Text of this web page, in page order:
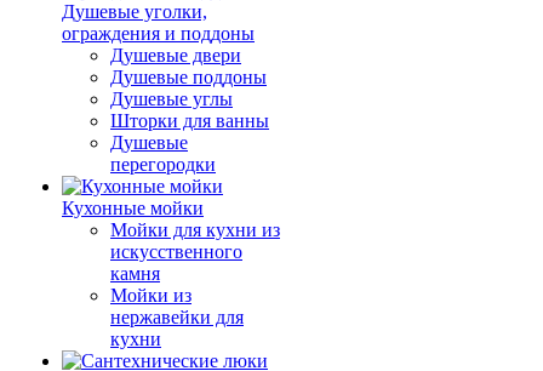
Душевые уголки,
ограждения и поддоны
Душевые двери
Душевые поддоны
Душевые углы
Шторки для ванны
Душевые
перегородки
Кухонные мойки
Мойки для кухни из
искусственного
камня
Мойки из
нержавейки для
кухни